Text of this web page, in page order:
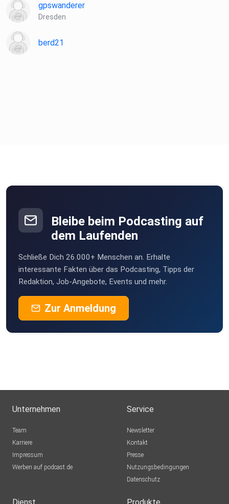
gpswanderer
Dresden
berd21
Bleibe beim Podcasting auf
dem Laufenden
Schließe Dich 26.000+ Menschen an. Erhalte
interessante Fakten über das Podcasting, Tipps der
Redaktion, Job-Angebote, Events und mehr.
Zur Anmeldung
Unternehmen
Team
Karriere
Impressum
Werben auf podcast.de
Service
Newsletter
Kontakt
Presse
Nutzungsbedingungen
Datenschutz